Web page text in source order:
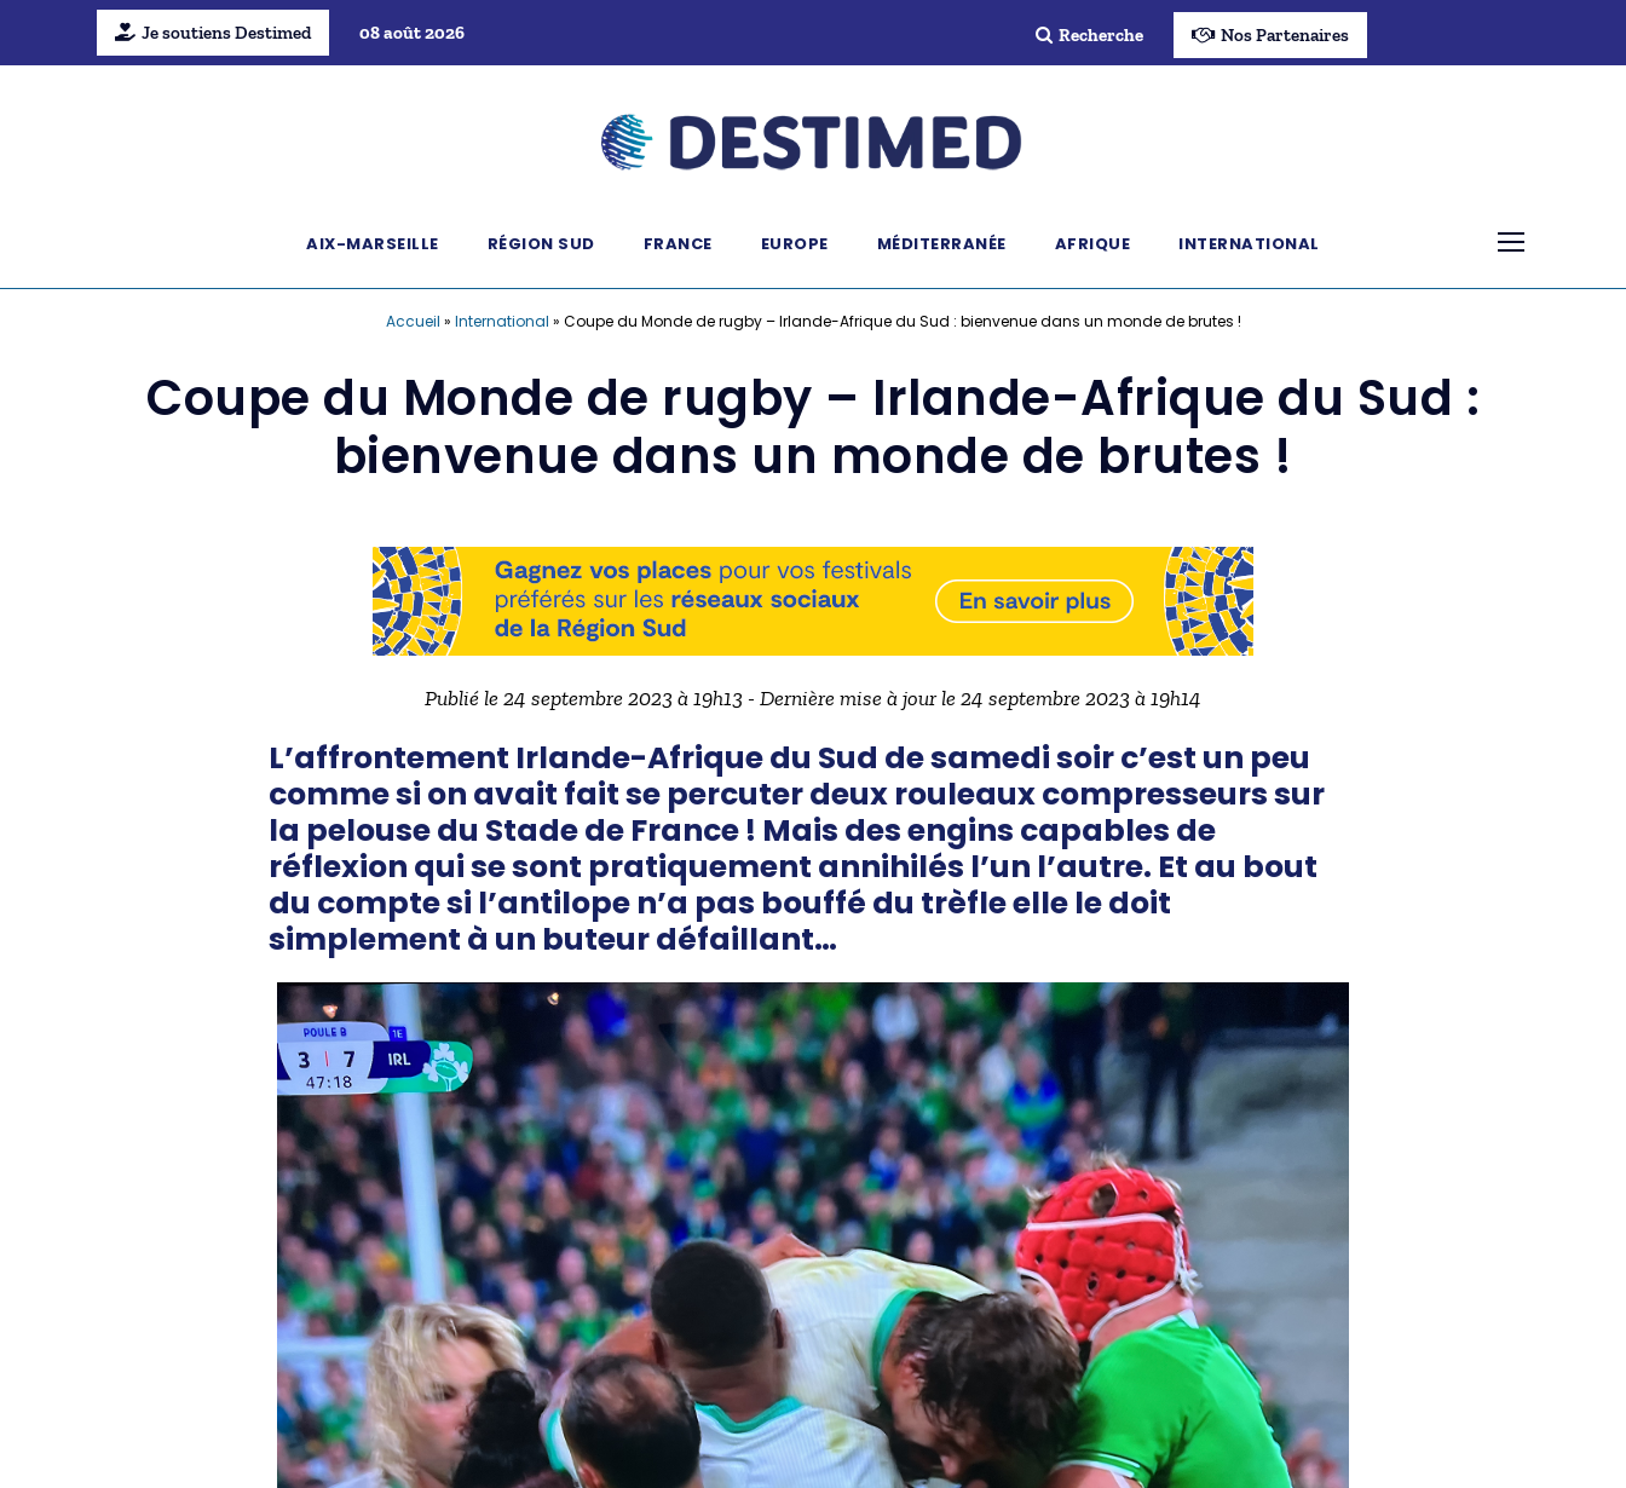
Je soutiens Destimed 08 août 2026 Recherche Nos Partenaires
AIX-MARSEILLE RÉGION SUD FRANCE EUROPE MÉDITERRANÉE AFRIQUE INTERNATIONAL
Accueil » International » Coupe du Monde de rugby – Irlande-Afrique du Sud : bienvenue dans un monde de brutes !
Coupe du Monde de rugby – Irlande-Afrique du Sud :
bienvenue dans un monde de brutes !
Publié le 24 septembre 2023 à 19h13 - Dernière mise à jour le 24 septembre 2023 à 19h14
L’affrontement Irlande-Afrique du Sud de samedi soir c’est un peu
comme si on avait fait se percuter deux rouleaux compresseurs sur
la pelouse du Stade de France ! Mais des engins capables de
réflexion qui se sont pratiquement annihilés l’un l’autre. Et au bout
du compte si l’antilope n’a pas bouffé du trèfle elle le doit
simplement à un buteur défaillant…